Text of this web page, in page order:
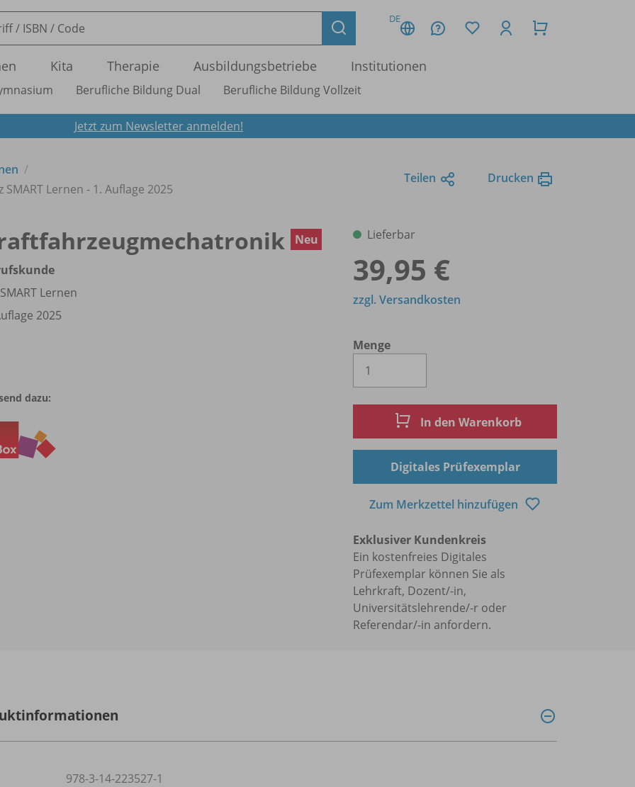
DE
Kita Therapie Ausbildungsbetriebe Institutionen
Berufliche Bildung Dual Berufliche Bildung Vollzeit
Jetzt zum Newsletter anmelden!
Lernen - 1. Auflage 2025
Teilen Drucken
Neu
Lernen
2025
dazu:
Lieferbar
39,95 €
Menge
zzgl. Versandkosten
In den Warenkorb
Digitales Prüfexemplar
Zum Merkzettel hinzufügen
Exklusiver Kundenkreis
Ein kostenfreies Digitales
Prüfexemplar können Sie als
Lehrkraft, Dozent/-in,
Universitätslehrende/-r oder
Referendar/-in anfordern.
978-3-14-223527-1